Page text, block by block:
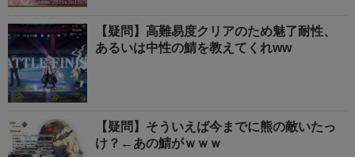
【疑問】高難易度クリアのため魅了耐性、
あるいは中性の鯖を教えてくれww
【疑問】そういえば今までに熊の敵いたっ
け？←あの鯖がｗｗｗ